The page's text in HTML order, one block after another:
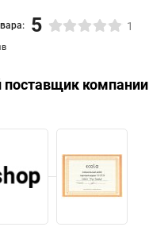
5 1
компании